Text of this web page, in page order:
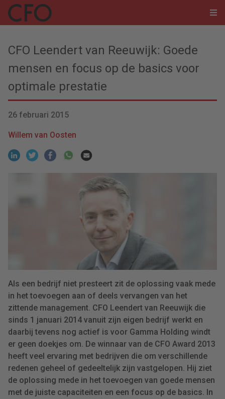
CFO Leendert van Reeuwijk: Goede
mensen en focus op de basics voor
optimale prestatie
26 februari 2015
Willem van Oosten
Als een bedrijf niet presteert zit de oplossing vaak mede
in het toevoegen aan of deels vervangen van het
zittende management. CFO Leendert van Reeuwijk die
sinds 1 januari 2014 vanuit zijn eigen bedrijf werkt en
daarbij tevens nog actief is voor Gamma Holding windt
er geen doekjes om. De winnaar van de CFO Award 2013
heeft veel ervaring met bedrijven die om verschillende
redenen geheel of gedeeltelijk zijn vastgelopen. Hij ziet
de oplossing mede in het toevoegen van goede mensen
met de juiste capaciteiten en een focus op de basics. In